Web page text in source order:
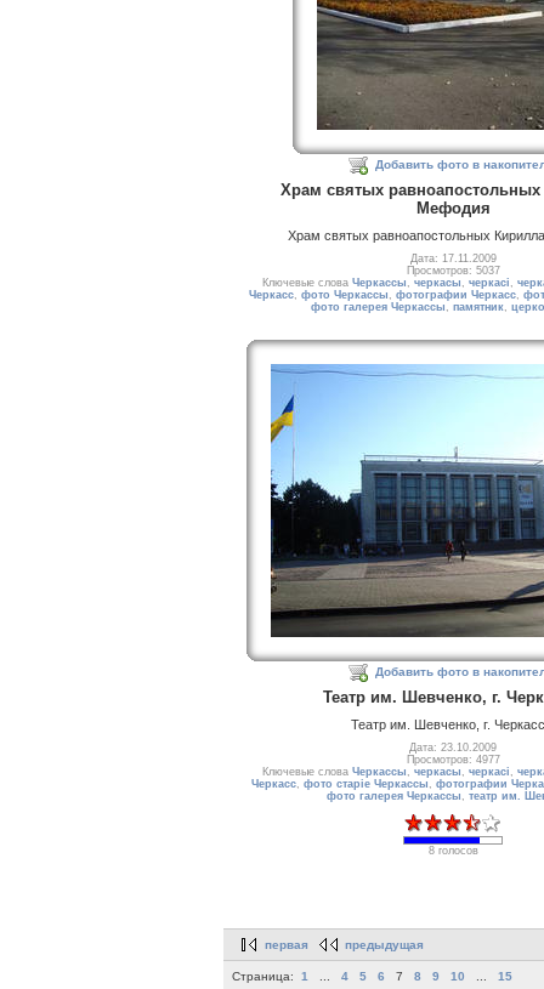
Добавить фото в
Храм святых
Мефодия
Храм святых равноапостольных
Дата: 17.11.2009
Просмотров: 5037
Ключевые слова Черкассы , черкасы , черкасі ,
Черкасс, фото Черкассы , фотографии Черкасс,
фото галерея Черкассы , памятник,
Добавить фото в
Театр им. Шевченко, г.
Театр им. Шевченко, г.
Дата: 23.10.2009
Просмотров: 4977
Ключевые слова Черкассы , черкасы , черкасі ,
Черкасс, фото старіе Черкассы , фотографии
фото галерея Черкассы , театр им.
8 голосов
первая предыдущая
Страница: 1 4 5 6 7 8 9 10 15